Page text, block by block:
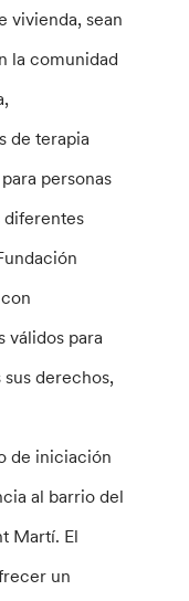
vivienda, sean
la comunidad
de terapia
personas
diferentes
válidos para
derechos,
de iniciación
al barrio del
Martí. El
un